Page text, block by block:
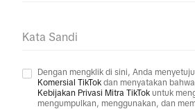
Kata Sandi
Dengan mengklik di sini, Anda
Komersial TikTok dan menyatakan
Kebijakan Privasi Mitra TikTok untuk
mengumpulkan, menggunakan, dan